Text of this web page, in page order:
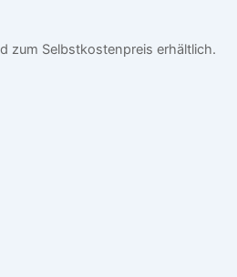
zum Selbstkostenpreis erhältlich.